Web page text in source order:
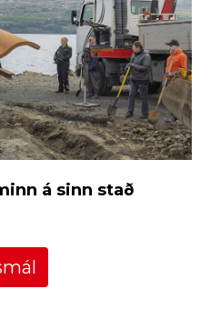
á sinn stað